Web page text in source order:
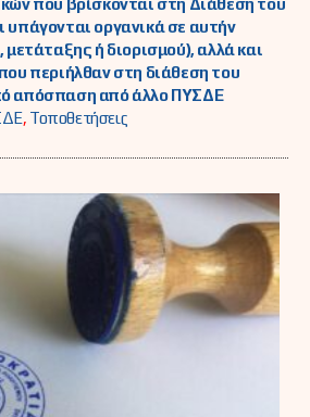
που βρίσκονται στη Διάθεση του
οργανικά σε αυτήν
ή διορισμού), αλλά και
περιήλθαν στη διάθεση του
απόσπαση από άλλο ΠΥΣΔΕ
, Τοποθετήσεις